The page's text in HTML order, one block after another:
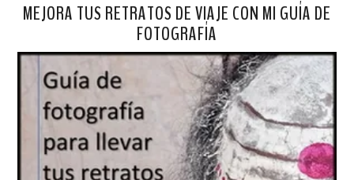
MEJORA TUS RETRATOS DE VIAJE CON MI GUÍA DE
FOTOGRAFÍA